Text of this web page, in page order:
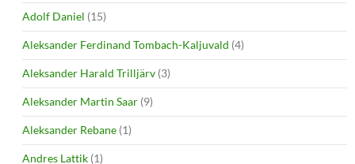
Adolf Daniel (15)
Aleksander Ferdinand Tombach-Kaljuvald (4)
Aleksander Harald Trilljärv (3)
Aleksander Martin Saar (9)
Aleksander Rebane (1)
Andres Lattik (1)